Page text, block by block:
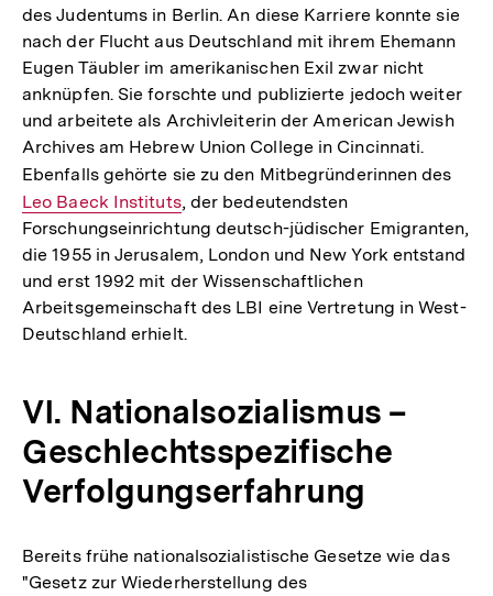
des Judentums in Berlin. An diese Karriere konnte sie
nach der Flucht aus Deutschland mit ihrem Ehemann
Eugen Täubler im amerikanischen Exil zwar nicht
anknüpfen. Sie forschte und publizierte jedoch weiter
und arbeitete als Archivleiterin der American Jewish
Archives am Hebrew Union College in Cincinnati.
Ebenfalls gehörte sie zu den Mitbegründerinnen des
Leo Baeck Instituts, der bedeutendsten
Forschungseinrichtung deutsch-jüdischer Emigranten,
die 1955 in Jerusalem, London und New York entstand
und erst 1992 mit der Wissenschaftlichen
Arbeitsgemeinschaft des LBI eine Vertretung in West-
Deutschland erhielt.
VI. Nationalsozialismus –
Geschlechtsspezifische
Verfolgungserfahrung
Bereits frühe nationalsozialistische Gesetze wie das
"Gesetz zur Wiederherstellung des